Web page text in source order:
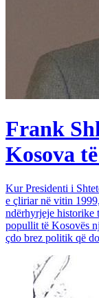
Frank
Kosova
Kur Presidenti i
e çliriar në vitin
ndërhyrjeje historike
popullit të Kosovës
çdo brez politik që